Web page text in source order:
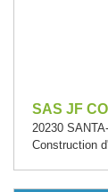
SAS JF
20230
Construction